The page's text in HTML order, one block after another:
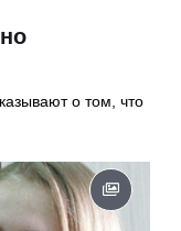
о том, что